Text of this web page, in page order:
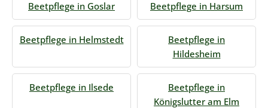
Beetpflege in Goslar Beetpflege in Harsum
Beetpflege in Helmstedt
Beetpflege in
Hildesheim
Beetpflege in Ilsede
Beetpflege in
Königslutter am Elm